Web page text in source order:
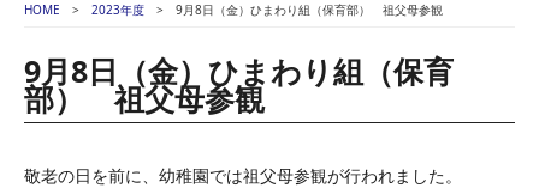
HOME 2023年度 9月8日（金）ひまわり組（保育部） 祖父母参観
9月8日（金）ひまわり組（保育
部） 祖父母参観
敬老の日を前に、幼稚園では祖父母参観が行われました。